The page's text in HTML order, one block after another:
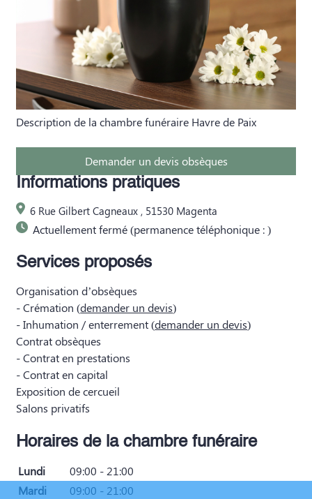
Description de la chambre funéraire Havre de Paix
Demander un devis obsèques
Informations pratiques
6 Rue Gilbert Cagneaux , 51530 Magenta
Actuellement fermé (permanence téléphonique : )
Services proposés
Organisation d’obsèques
- Crémation (demander un devis)
- Inhumation / enterrement (demander un devis)
Contrat obsèques
- Contrat en prestations
- Contrat en capital
Exposition de cercueil
Salons privatifs
Horaires de la chambre funéraire
Lundi
09:00 - 21:00
Mardi
09:00 - 21:00